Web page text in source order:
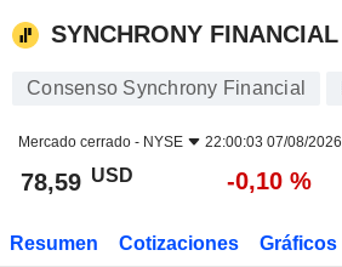
SYNCHRONY FINANCIAL
Consenso Synchrony Financial
Mercado cerrado - NYSE 22:00:03 07/08/2026
78,59 USD -0,10 %
Resumen Cotizaciones Gráficos